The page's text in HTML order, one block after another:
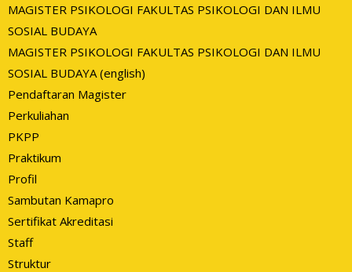
MAGISTER PSIKOLOGI FAKULTAS PSIKOLOGI DAN ILMU
SOSIAL BUDAYA
MAGISTER PSIKOLOGI FAKULTAS PSIKOLOGI DAN ILMU
SOSIAL BUDAYA (english)
Pendaftaran Magister
Perkuliahan
PKPP
Praktikum
Profil
Sambutan Kamapro
Sertifikat Akreditasi
Staff
Struktur